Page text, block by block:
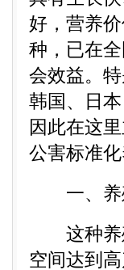
好，营养
种，已在
会效益。
韩国、日
因此在这
公害标准
一、养
这种养殖
空间达到